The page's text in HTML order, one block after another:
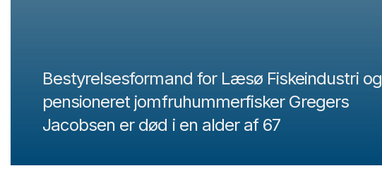
Bestyrelsesformand for Læsø Fiskeindustri og
pensioneret jomfruhummerfisker Gregers
Jacobsen er død i en alder af 67